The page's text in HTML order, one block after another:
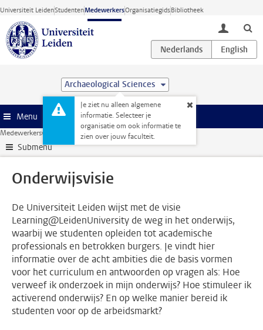
Ga direct naar de inhoud
Universiteit LeidenStudentenMedewerkersOrganisatiegidsBibliotheek
toggle
Archaeological Sciences
Je ziet nu alleen algemene
informatie. Selecteer je
organisatie om ook informatie te
zien over jouw faculteit.
Menu
Medewerkerswebsite Onderwijs Onderwijsvisie
Submenu
Onderwijsvisie
De Universiteit Leiden wijst met de visie
Learning@LeidenUniversity de weg in het onderwijs,
waarbij we studenten opleiden tot academische
professionals en betrokken burgers. Je vindt hier
informatie over de acht ambities die de basis vormen
voor het curriculum en antwoorden op vragen als: Hoe
verweef ik onderzoek in mijn onderwijs? Hoe stimuleer ik
activerend onderwijs? En op welke manier bereid ik
studenten voor op de arbeidsmarkt?